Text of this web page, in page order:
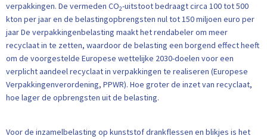
verpakkingen. De vermeden CO2-uitstoot bedraagt circa 100 tot 500
kton per jaar en de belastingopbrengsten nul tot 150 miljoen euro per
jaar De verpakkingenbelasting maakt het rendabeler om meer
recyclaat in te zetten, waardoor de belasting een borgend effect heeft
om de voorgestelde Europese wettelijke 2030-doelen voor een
verplicht aandeel recyclaat in verpakkingen te realiseren (Europese
Verpakkingenverordening, PPWR). Hoe groter de inzet van recyclaat,
hoe lager de opbrengsten uit de belasting.
Voor de inzamelbelasting op kunststof drankflessen en blikjes is het